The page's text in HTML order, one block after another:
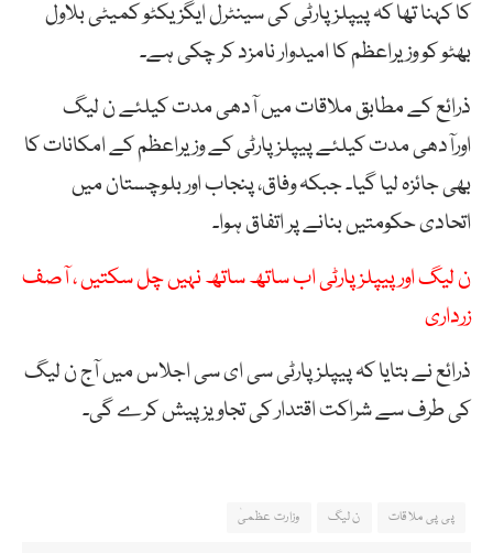
کا کہنا تھا کہ پیپلز پارٹی کی سینٹرل ایگزیکٹو کمیٹی بلاول
بھٹو کو وزیراعظم کا امیدوار نامزد کر چکی ہے۔
ذرائع کے مطابق ملاقات میں آدھی مدت کیلئے ن لیگ
اورآدھی مدت کیلئے پیپلز پارٹی کے وزیراعظم کے امکانات کا
بھی جائزہ لیا گیا۔ جبکہ وفاق، پنجاب اور بلوچستان میں
اتحادی حکومتیں بنانے پر اتفاق ہوا۔
ن لیگ اورپیپلز پارٹی اب ساتھ ساتھ نہیں چل سکتیں ، آصف
زرداری
ذرائع نے بتایا کہ پیپلزپارٹی سی ای سی اجلاس میں آج ن لیگ
کی طرف سے شراکت اقتدار کی تجاویز پیش کرے گی۔
پی پی ملاقات ن لیگ وزارت عظمیٰ